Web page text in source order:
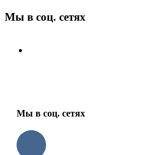
Мы в соц. сетях
Мы в соц. сетях